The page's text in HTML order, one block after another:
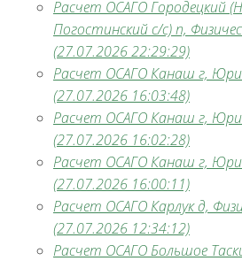
Расчет ОСАГО Городецкий
Погостинский с/с) п,
(27.07.2026 22:29:29)
Расчет ОСАГО Канаш г,
(27.07.2026 16:03:48)
Расчет ОСАГО Канаш г,
(27.07.2026 16:02:28)
Расчет ОСАГО Канаш г,
(27.07.2026 16:00:11)
Расчет ОСАГО Карлук д,
(27.07.2026 12:34:12)
Расчет ОСАГО Большое